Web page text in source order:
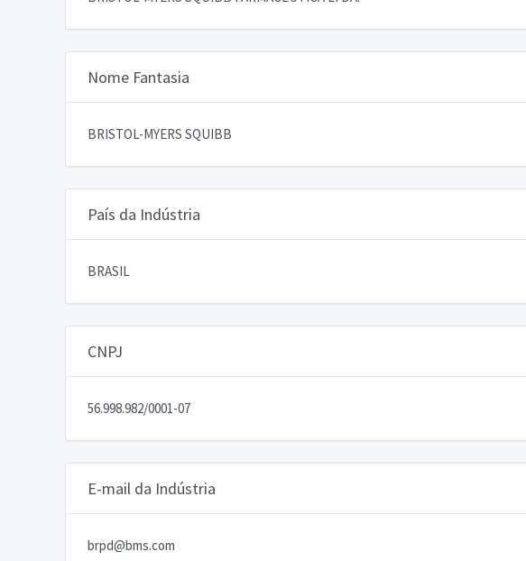
Nome Fantasia
BRISTOL-MYERS SQUIBB
País da Indústria
BRASIL
CNPJ
56.998.982/0001-07
E-mail da Indústria
brpd@bms.com